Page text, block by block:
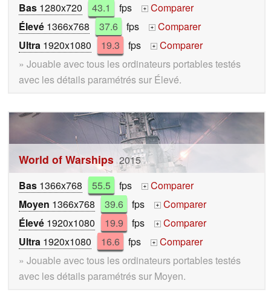
Bas 1280x720 43.1 fps +
Comparer
Élevé 1366x768 37.6 fps +
Comparer
Ultra 1920x1080 19.3 fps +
Comparer
» Jouable avec tous les ordinateurs portables testés
avec les détails paramétrés sur Élevé.
World of Warships 2015
Bas 1366x768 55.5 fps +
Comparer
Moyen 1366x768 39.6 fps +
Comparer
Élevé 1920x1080 19.9 fps +
Comparer
Ultra 1920x1080 16.6 fps +
Comparer
» Jouable avec tous les ordinateurs portables testés
avec les détails paramétrés sur Moyen.